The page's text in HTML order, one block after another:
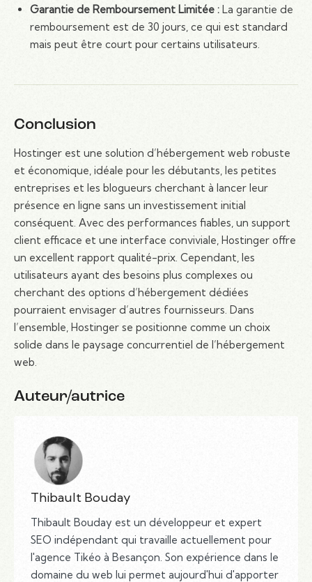
Garantie de Remboursement Limitée :La garantie de
remboursement est de 30 jours, ce qui est standard
mais peut être court pour certains utilisateurs.
Conclusion
Hostinger est une solution d’hébergement web robuste
et économique, idéale pour les débutants, les petites
entreprises et les blogueurs cherchant à lancer leur
présence en ligne sans un investissement initial
conséquent. Avec des performances fiables, un support
client efficace et une interface conviviale, Hostinger offre
un excellent rapport qualité-prix. Cependant, les
utilisateurs ayant des besoins plus complexes ou
cherchant des options d’hébergement dédiées
pourraient envisager d’autres fournisseurs. Dans
l’ensemble, Hostinger se positionne comme un choix
solide dans le paysage concurrentiel de l’hébergement
web.
Auteur/autrice
Thibault Bouday
Thibault Bouday est un développeur et expert
SEO indépendant qui travaille actuellement pour
l'agence Tikéo à Besançon. Son expérience dans le
domaine du web lui permet aujourd'hui d'apporter